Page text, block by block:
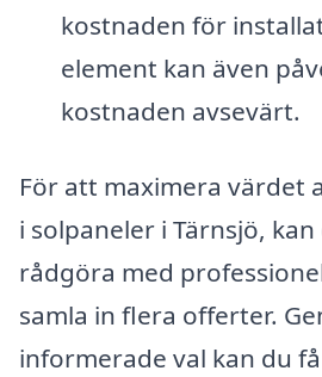
kostnaden för
element kan även
kostnaden avsevärt.
För att maximera värdet
i solpaneler i Tärnsjö,
rådgöra med
samla in flera offerter.
informerade val kan du